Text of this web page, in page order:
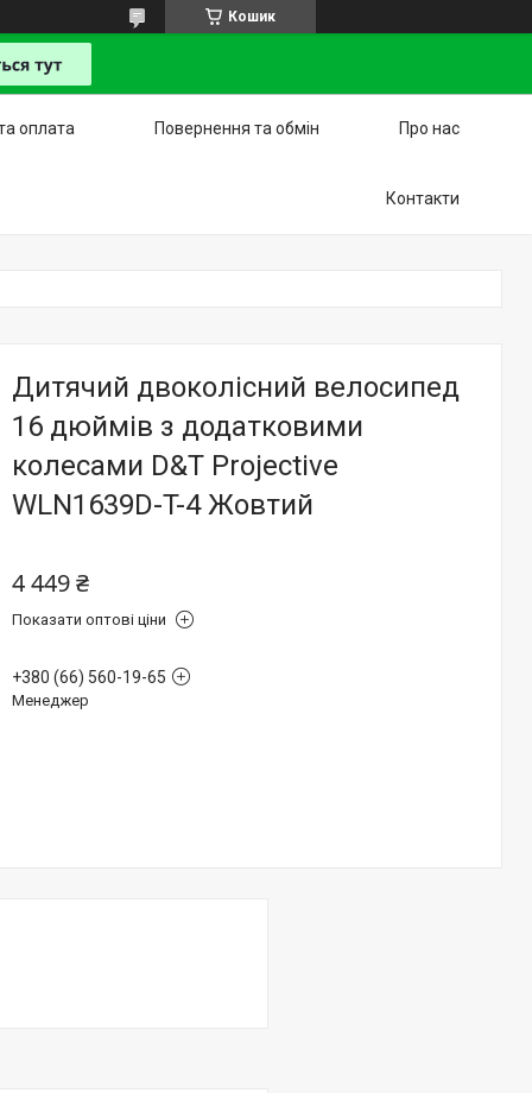
Кошик
оплата Повернення та обмін Про нас
Контакти
Дитячий двоколісний велосипед
16 дюймів з додатковими
колесами D&T Projective
WLN1639D-T-4 Жовтий
4 449 ₴
Показати оптові ціни
+380 (66) 560-19-65
Менеджер